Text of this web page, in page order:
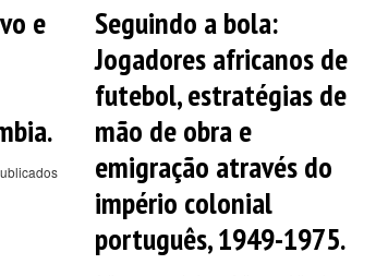
e
Seguindo a bola:
Jogadores africanos de
futebol, estratégias de
mão de obra e
emigração através do
império colonial
português, 1949-1975.